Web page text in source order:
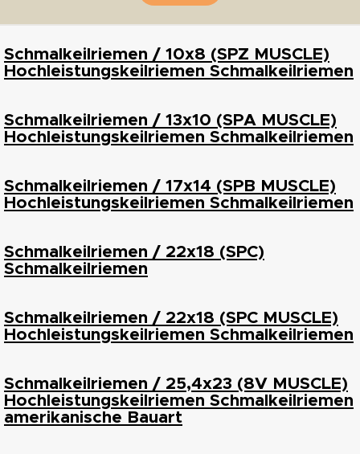
Schmalkeilriemen / 10x8 (SPZ MUSCLE)
Hochleistungskeilriemen Schmalkeilriemen
Schmalkeilriemen / 13x10 (SPA MUSCLE)
Hochleistungskeilriemen Schmalkeilriemen
Schmalkeilriemen / 17x14 (SPB MUSCLE)
Hochleistungskeilriemen Schmalkeilriemen
Schmalkeilriemen / 22x18 (SPC)
Schmalkeilriemen
Schmalkeilriemen / 22x18 (SPC MUSCLE)
Hochleistungskeilriemen Schmalkeilriemen
Schmalkeilriemen / 25,4x23 (8V MUSCLE)
Hochleistungskeilriemen Schmalkeilriemen
amerikanische Bauart